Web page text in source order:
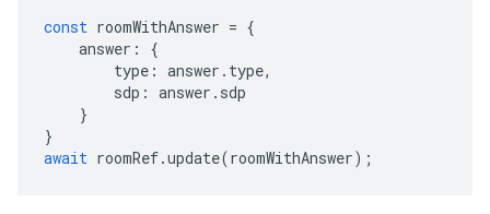
const roomWithAnswer = {
answer :
{
type : answer . type,
sdp : answer . sdp
}
}
await roomRef.update(roomWithAnswer);